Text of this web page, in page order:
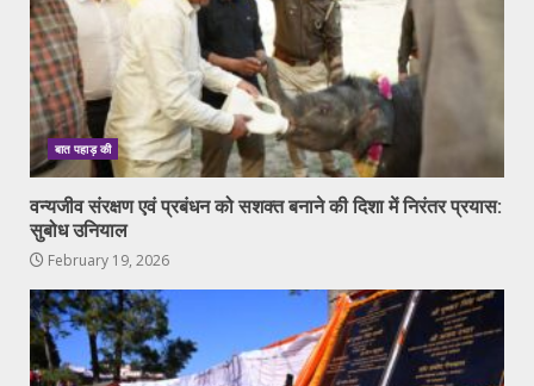
बात पहाड़ की
वन्यजीव संरक्षण एवं प्रबंधन को सशक्त बनाने की दिशा में निरंतर प्रयास:
सुबोध उनियाल
February 19, 2026